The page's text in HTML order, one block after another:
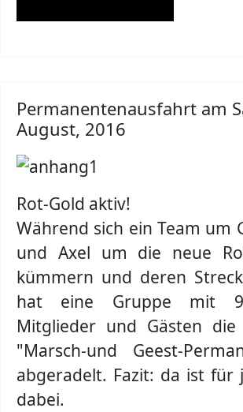
Permanentenausfahrt am
August, 2016
Rot-Gold aktiv!
Während sich ein Team um
und Axel um die neue
kümmern und deren
hat eine Gruppe mit 9
Mitglieder und Gästen
"Marsch-und Geest-
abgeradelt. Fazit: da ist für
dabei.